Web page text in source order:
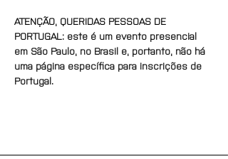
ATENÇÃO, QUERIDAS PESSOAS DE
PORTUGAL: este é um evento presencial
em São Paulo, no Brasil e, portanto, não há
uma página específica para inscrições de
Portugal.